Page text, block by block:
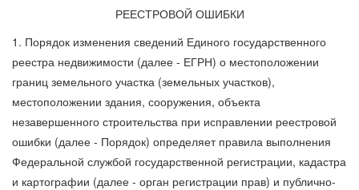
РЕЕСТРОВОЙ ОШИБКИ
1. Порядок изменения сведений Единого государственного
реестра недвижимости (далее - ЕГРН) о местоположении
границ земельного участка (земельных участков),
местоположении здания, сооружения, объекта
незавершенного строительства при исправлении реестровой
ошибки (далее - Порядок) определяет правила выполнения
Федеральной службой государственной регистрации, кадастра
и картографии (далее - орган регистрации прав) и публично-